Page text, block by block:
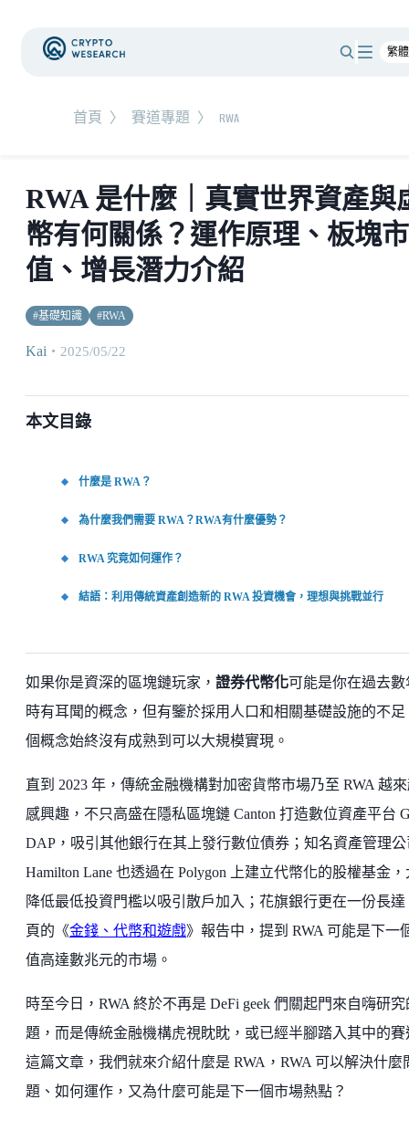
首頁 〉 賽道專題 〉 RWA
RWA 是什麼｜真實世界資產與
幣有何關係？運作原理、板塊市
值、增長潛力介紹
#基礎知識 #RWA
Kai ・ 2025/05/22
本文目錄
什麼是 RWA？
為什麼我們需要 RWA？RWA有什麼優勢？
RWA 究竟如何運作？
結語：利用傳統資產創造新的 RWA 投資機會，理想與挑戰並行
如果你是資深的區塊鏈玩家， 證券代幣化可能是你在過去數
時有耳聞的概念，但有鑒於採用人口和相關基礎設施的不足
個概念始終沒有成熟到可以大規模實現。
直到 2023 年，傳統金融機構對加密貨幣市場乃至 RWA 越
感興趣，不只高盛在隱私區塊鏈 Canton 打造數位資產平台
DAP，吸引其他銀行在其上發行數位債券；知名資產管理公
Hamilton Lane 也透過在 Polygon 上建立代幣化的股權基金
降低最低投資門檻以吸引散戶加入；花旗銀行更在一份長達
頁的《金錢、代幣和遊戲》報告中，提到 RWA 可能是下一
值高達數兆元的市場。
時至今日，RWA 終於不再是 DeFi geek 們關起門來自嗨研
題，而是傳統金融機構虎視眈眈，或已經半腳踏入其中的賽
這篇文章，我們就來介紹什麼是 RWA，RWA 可以解決什麼
題、如何運作，又為什麼可能是下一個市場熱點？